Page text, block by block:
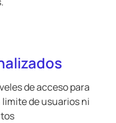
de acceso para
de usuarios ni